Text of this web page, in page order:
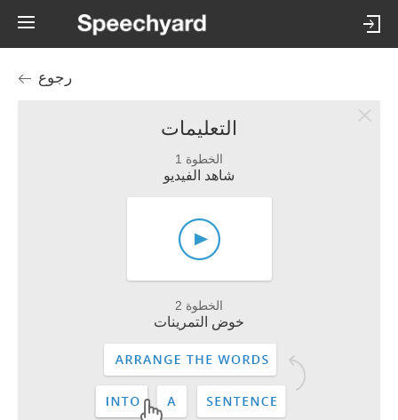
رجوع
التعليمات
الخطوة 1
شاهد الفيديو
الخطوة 2
خوض التمرينات